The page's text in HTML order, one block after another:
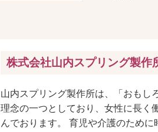
株式会社山内スプリング製作
山内スプリング製作所は、「おも
理念の一つとしており、女性に長く
んでおります。 育児や介護のために